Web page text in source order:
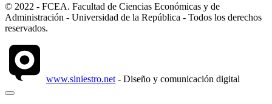
© 2022 - FCEA. Facultad de Ciencias Económicas y de
Administración - Universidad de la República - Todos los derechos
reservados.
www.siniestro.net - Diseño y comunicación digital